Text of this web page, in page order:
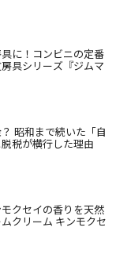
に！コンビニの定番
具シリーズ『ジムマ
昭和まで続いた「自
税が横行した理由
クセイの香りを天然
クリーム キンモクセ